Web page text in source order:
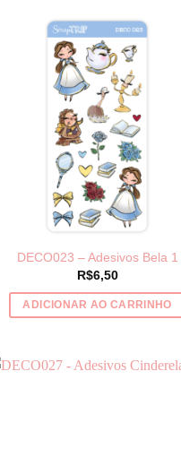
DECO023 – Adesivos Bela 1
R$6,50
ADICIONAR AO CARRINHO